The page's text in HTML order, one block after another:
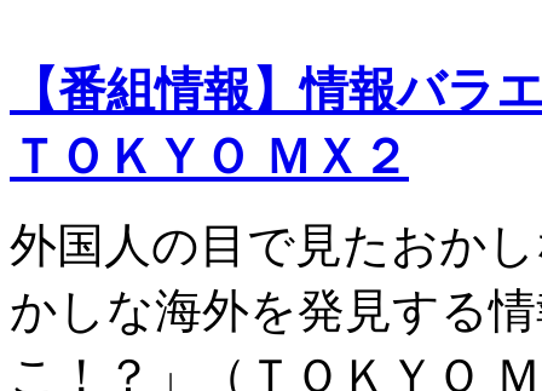
【番組情報】情報バラ
ＴＯＫＹＯ ＭＸ２
外国人の目で見たおか
かしな海外を発見する
こ！？」（ＴＯＫＹＯ